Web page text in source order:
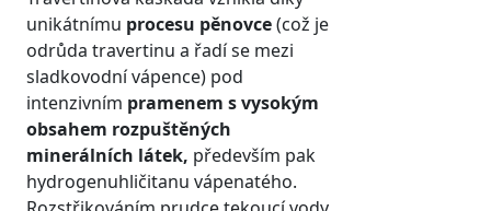
unikátnímu procesu pěnovce(což je
odrůda travertinu a řadí se mezi
sladkovodní vápence) pod
intenzivním pramenem s vysokým
obsahem rozpuštěných
minerálních látek, především pak
hydrogenuhličitanu vápenatého.